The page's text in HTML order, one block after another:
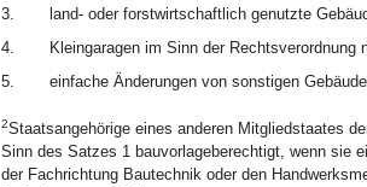
3.
land- oder forstwirtschaftlich genutzte
4.
Kleingaragen im Sinn der Rechtsverordnung
5.
einfache Änderungen von sonstigen
2Staatsangehörige eines anderen Mitgliedstaates
Sinn des Satzes 1 bauvorlageberechtigt, wenn sie
der Fachrichtung Bautechnik oder den